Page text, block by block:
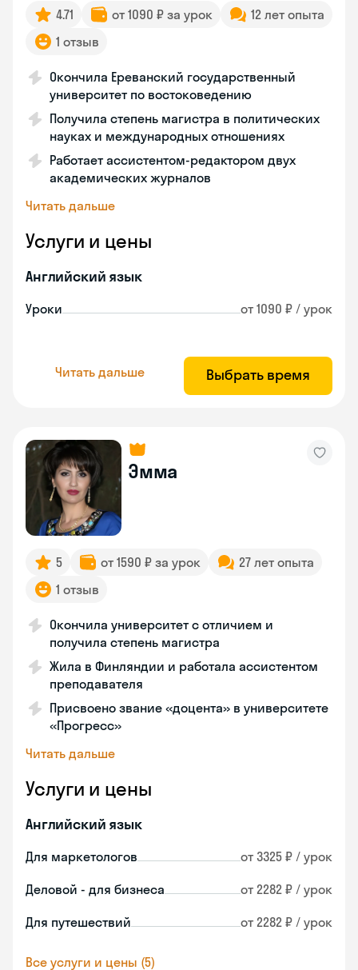
4.71 от 1090 ₽ за урок
12 лет опыта
1 отзыв
Окончила Ереванский государственный
университет по востоковедению
Получила степень магистра в политических
науках и международных отношениях
Работает ассистентом-редактором двух
академических журналов
Читать дальше
Услуги и цены
Английский язык
Уроки от 1090 ₽ / урок
Читать дальше Выбрать время
Эмма
5 от 1590 ₽ за урок
27 лет опыта
1 отзыв
Окончила университет с отличием и
получила степень магистра
Жила в Финляндии и работала ассистентом
преподавателя
Присвоено звание «доцента» в университете
«Прогресс»
Читать дальше
Услуги и цены
Английский язык
Для маркетологов от 3325 ₽ / урок
Деловой - для бизнеса от 2282 ₽ / урок
Для путешествий от 2282 ₽ / урок
Все услуги и цены (5)